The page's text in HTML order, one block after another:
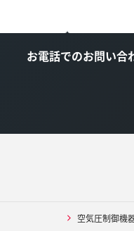
お電話でのお問い合
空気圧制御機